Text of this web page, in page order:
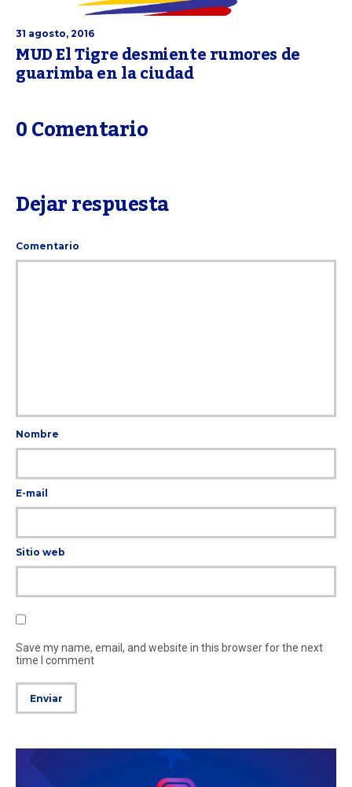
31 agosto, 2016
MUD El Tigre desmiente rumores de
guarimba en la ciudad
0 Comentario
Dejar respuesta
Comentario
Nombre
E-mail
Sitio web
Save my name, email, and website in this browser for the next
time I comment